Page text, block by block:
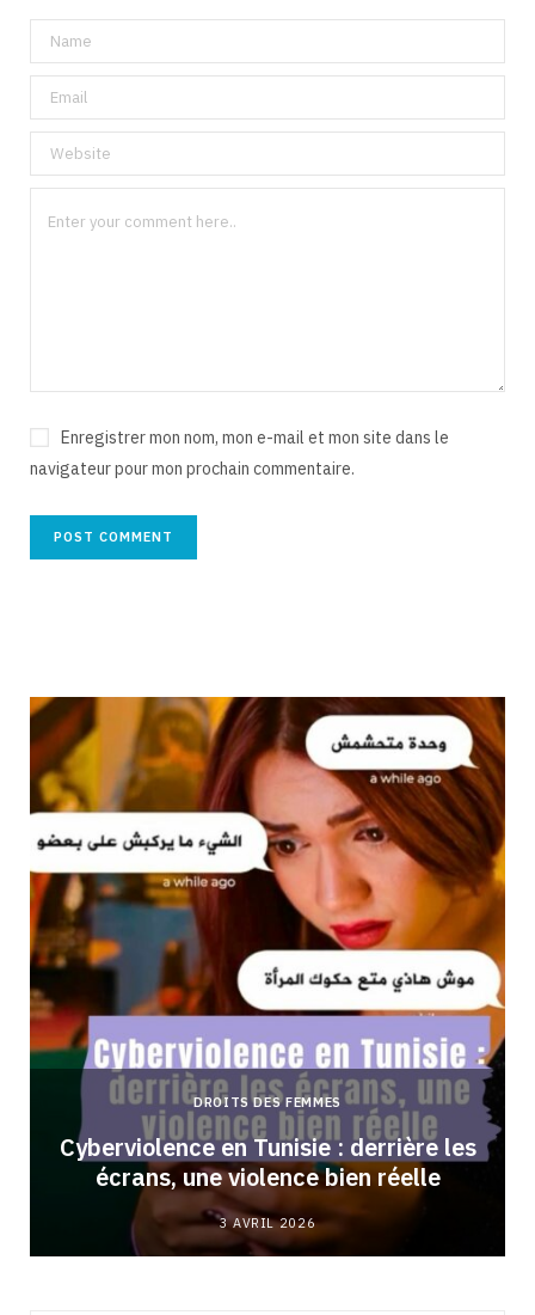
Enregistrer mon nom, mon e-mail et mon site dans le
navigateur pour mon prochain commentaire.
DROITS DES FEMMES
Cyberviolence en Tunisie : derrière les
écrans, une violence bien réelle
3 AVRIL 2026